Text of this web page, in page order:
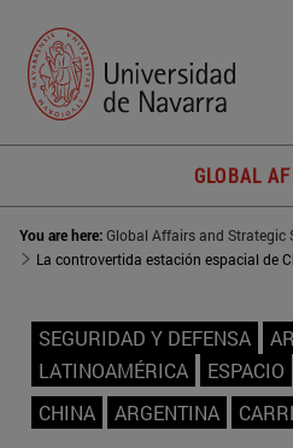
GLOBAL
You are here:Global Affairs and Strategic
SEGURIDAD Y DEFENSA
LATINOAMÉRICA
ESPACIO
CHINA
ARGENTINA